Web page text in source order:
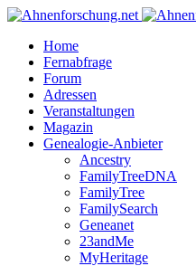
Home
Fernabfrage
Forum
Adressen
Veranstaltungen
Magazin
Genealogie-Anbieter
Ancestry
FamilyTreeDNA
FamilyTree
FamilySearch
Geneanet
23andMe
MyHeritage